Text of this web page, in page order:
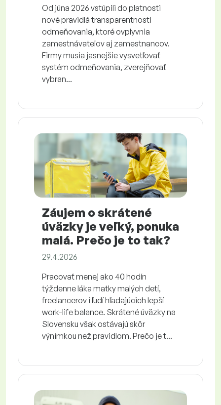
Od júna 2026 vstúpili do platnosti
nové pravidlá transparentnosti
odmeňovania, ktoré ovplyvnia
zamestnávateľov aj zamestnancov.
Firmy musia jasnejšie vysvetľovať
systém odmeňovania, zverejňovať
vybran...
Záujem o skrátené
úväzky je veľký, ponuka
malá. Prečo je to tak?
29.4.2026
Pracovať menej ako 40 hodín
týždenne láka matky malých detí,
freelancerov i ľudí hľadajúcich lepší
work-life balance. Skrátené úväzky na
Slovensku však ostávajú skôr
výnimkou než pravidlom. Prečo je t...